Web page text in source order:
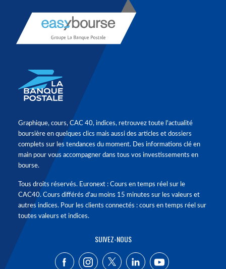
Graphique, cours, CAC 40, indices, retrouvez toute l'actualité
boursière en quelques clics mais aussi des articles et dossiers
complets sur les tendances du moment. Des informations clé en
main pour vous accompagner dans tous vos investissements en
bourse.
Tous droits réservés. Euronext : Cours en temps réel sur le
CAC40. Cours différés d'au moins 15 minutes sur les valeurs et
autres indices. Pour les clients connectés : cours en temps réel sur
toutes valeurs et indices.
SUIVEZ-NOUS